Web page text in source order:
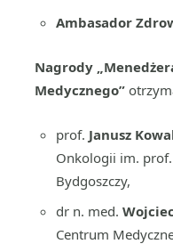
Ambasador
Nagrody
Medycznego”
prof. Janusz
Onkologii im. prof.
Bydgoszczy,
dr n. med.
Centrum